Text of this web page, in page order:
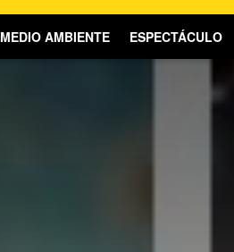
MEDIO AMBIENTE ESPECTÁCULO